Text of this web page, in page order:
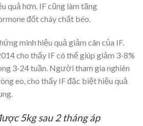
quả hơn. IF cũng làm tăng
đốt cháy chất béo.
minh hiệu quả giảm cân của IF.
cho thấy IF có thể giúp giảm 3-8%
3-24 tuần. Người tham gia nghiên
eo, cho thấy IF đặc biệt hiệu quả
5kg sau 2 tháng áp